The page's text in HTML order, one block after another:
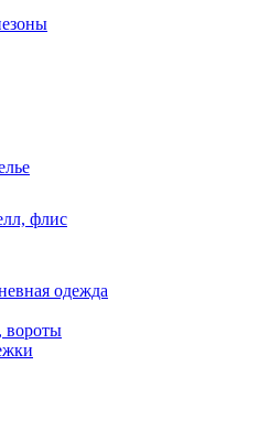
флис
одежда